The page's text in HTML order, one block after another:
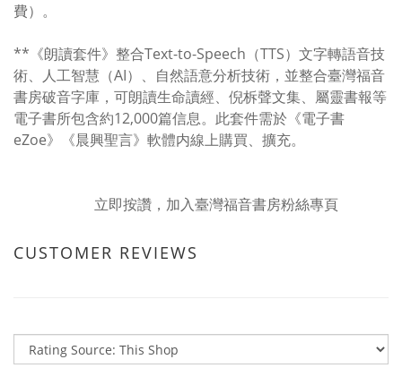
費）。
**《朗讀套件》整合Text-to-Speech（TTS）文字轉語音技
術、人工智慧（AI）、自然語意分析技術，並整合臺灣福音
書房破音字庫，可朗讀生命讀經、倪柝聲文集、屬靈書報等
電子書所包含約12,000篇信息。此套件需於《電子書
eZoe》《晨興聖言》軟體内線上購買、擴充。
立即按讚，加入臺灣福音書房粉絲專頁
CUSTOMER REVIEWS